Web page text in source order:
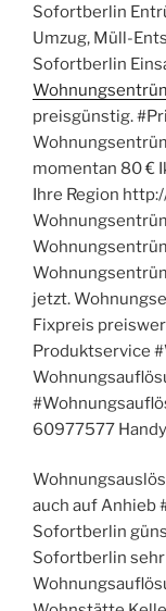
Sofortberlin
Umzug, Müll-
Sofortberlin
preisgünstig.
momentan 80 €
Ihre Region
jetzt.
Fixpreis
Produktservice
60977577
auch auf Anhieb
Sofortberlin
Sofortberlin